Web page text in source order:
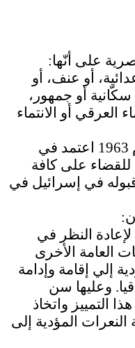
على أنّها:
أو عنف، أو
أو جمهور،
العرقي أو الانتماء
في 20 تشرين الثاني من العام 1963 اعتمد في
للقضاء على كافة
في إسرائيل في
لإعادة النظر في
العامة الأخرى
إلي إقامة وإدامة
وعليها سن
التمييز واتخاذ
النعرات المؤدية إلى